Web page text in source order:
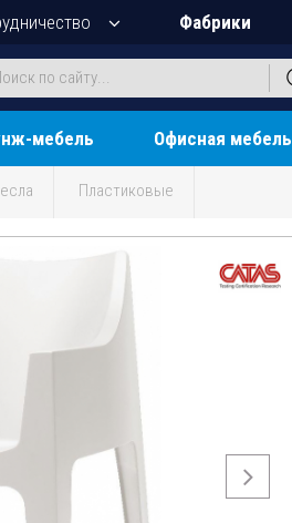
Фабрики
мебель Офисная мебель
Пластиковые